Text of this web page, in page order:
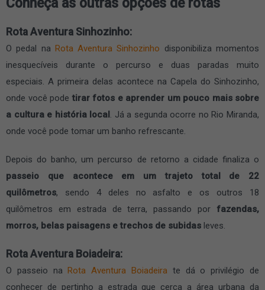
Rota Aventura Sinhozinho:
O pedal na Rota Aventura Sinhozinho disponibiliza momentos
inesquecíveis durante o percurso e duas paradas muito
especiais. A primeira delas acontece na Capela do Sinhozinho,
onde você pode tirar fotos e aprender um pouco mais sobre
a cultura e história local . Já a segunda ocorre no Rio Miranda,
onde você pode tomar um banho refrescante.
Depois do banho, um percurso de retorno a cidade finaliza o
passeio que acontece em um trajeto total de 22
quilômetros, sendo 4 deles no asfalto e os outros 18
quilômetros em estrada de terra, passando por fazendas,
morros, belas paisagens e trechos de subidas leves.
Rota Aventura Boiadeira:
O passeio naRota Aventura Boiadeira te dá o privilégio de
conhecer de pertinho a estrada que cerca a área urbana da